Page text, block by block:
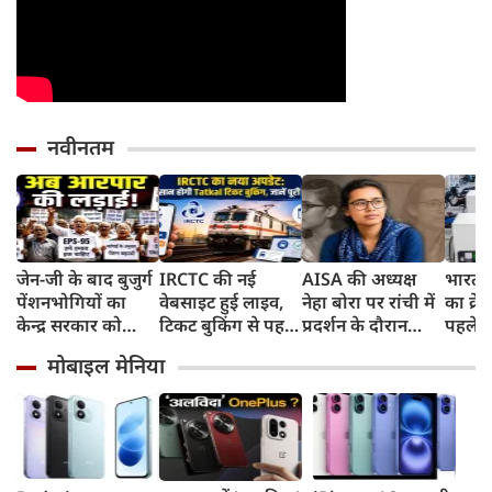
नवीनतम
जेन-जी के बाद बुजुर्ग
पेंशनभोगियों का
केन्द्र सरकार को
होगी आरपार की
लड़ाई
IRCTC की नई
वेबसाइट हुई लाइव,
टिकट बुकिंग से पहले
काम, जानें पूरा
तरीका
AISA की अध्यक्ष
नेहा बोरा पर रांची में
प्रदर्शन के दौरान
मंतर के Gen Z
Protest से आई थी
चर्चा में
भारत
का
पहले
और
मोबाइल मेनिया